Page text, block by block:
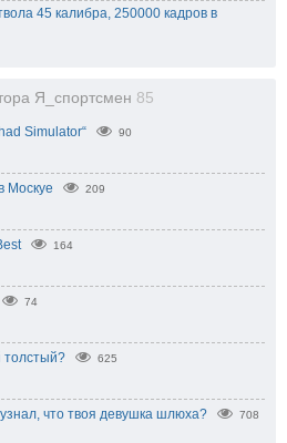
45 калибра, 250000 кадров в
Я_спортсмен 85
Simulator“ 90
Москуе 209
164
74
толстый? 625
что твоя девушка шлюха? 708